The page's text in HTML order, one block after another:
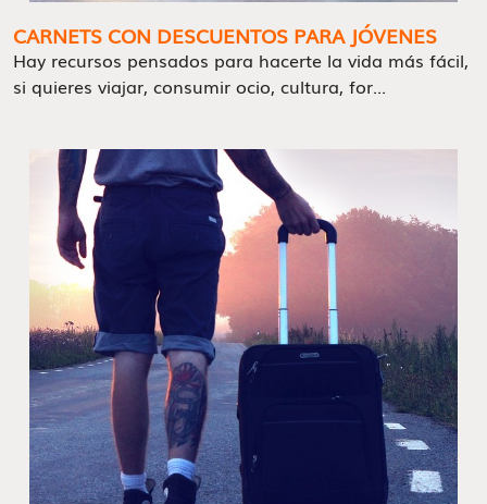
CARNETS CON DESCUENTOS PARA JÓVENES
Hay recursos pensados para hacerte la vida más fácil,
si quieres viajar, consumir ocio, cultura, for...